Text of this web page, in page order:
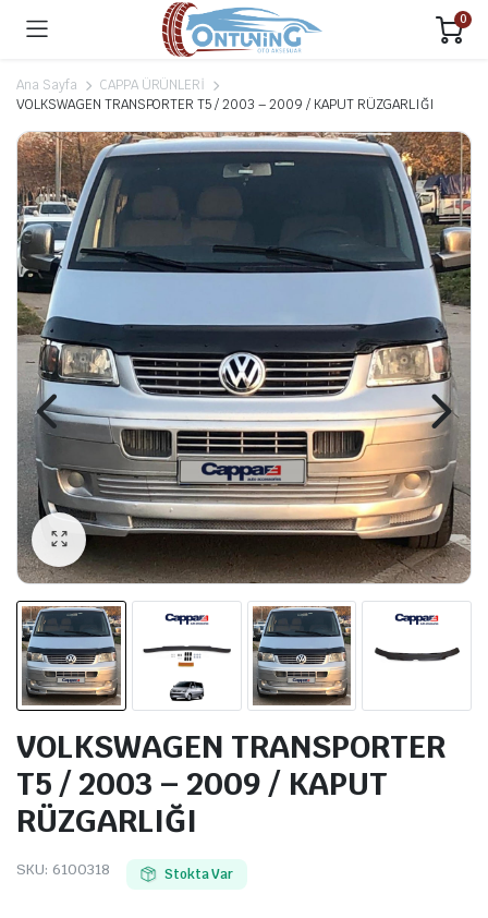
0
Ana Sayfa
CAPPA ÜRÜNLERİ
VOLKSWAGEN TRANSPORTER T5 / 2003 – 2009 / KAPUT RÜZGARLIĞI
VOLKSWAGEN TRANSPORTER
T5 / 2003 – 2009 / KAPUT
RÜZGARLIĞI
SKU: 6100318 Stokta Var